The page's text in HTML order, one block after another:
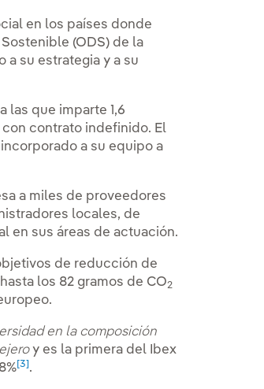
en los países donde
(ODS) de la
a su estrategia y a su
las que imparte 1,6
contrato indefinido. El
incorporado a su equipo a
a miles de proveedores
locales, de
en sus áreas de actuación.
de reducción de
los 82 gramos de CO2
en la composición
y es la primera del Ibex
[3] .